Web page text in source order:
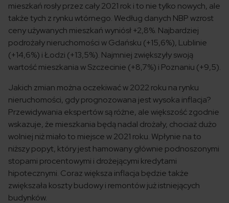
mieszkań rosły przez cały 2021 rok i to nie tylko nowych, ale
także tych z rynku wtórnego. Według danych NBP wzrost
ceny używanych mieszkań wyniósł +2,8%. Najbardziej
podrożały nieruchomości w Gdańsku (+15,6%), Lublinie
(+14,6%) i Łodzi (+13,5%). Najmniej zwiększyły swoją
wartość mieszkania w Szczecinie (+8,7%) i Poznaniu (+9,5).
Jakich zmian można oczekiwać w 2022 roku na rynku
nieruchomości, gdy prognozowana jest wysoka inflacja?
Przewidywania ekspertów są różne, ale większość zgodnie
wskazuje, że mieszkania będą nadal drożały, chociaż dużo
wolniej niż miało to miejsce w 2021 roku. Wpłynie na to
niższy popyt, który jest hamowany głównie podnoszonymi
stopami procentowymi i drożejącymi kredytami
hipotecznymi. Coraz większa inflacja będzie także
zwiększała koszty budowy i remontów już istniejących
budynków.